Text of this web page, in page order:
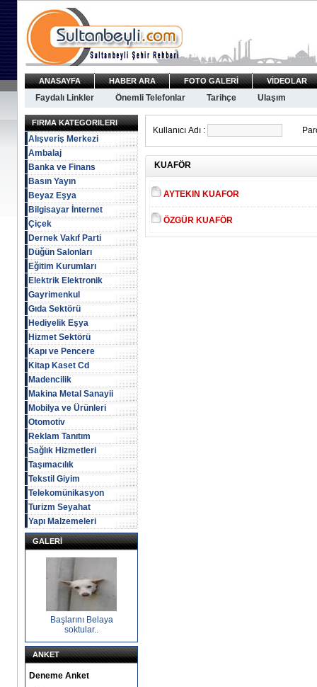
ANASAYFA HABER ARA FOTO GALERİ VİDEOLAR
Faydalı Linkler Önemli Telefonlar Tarihçe Ulaşım
FIRMA KATEGORILERI
Alışveriş Merkezi
Ambalaj
Banka ve Finans
Basın Yayın
Beyaz Eşya
Bilgisayar İnternet
Çiçek
Dernek Vakıf Parti
Düğün Salonları
Eğitim Kurumları
Elektrik Elektronik
Gayrimenkul
Gıda Sektörü
Hediyelik Eşya
Hizmet Sektörü
Kapı ve Pencere
Kitap Kaset Cd
Madencilik
Makina Metal Sanayii
Mobilya ve Ürünleri
Otomotiv
Reklam Tanıtım
Sağlık Hizmetleri
Taşımacılık
Tekstil Giyim
Telekomünikasyon
Turizm Seyahat
Yapı Malzemeleri
GALERİ
Başlarını Belaya
soktular..
ANKET
Deneme Anket
Kullanıcı Adı :
KUAFÖR
AYTEKIN KUAFOR
ÖZGÜR KUAFÖR